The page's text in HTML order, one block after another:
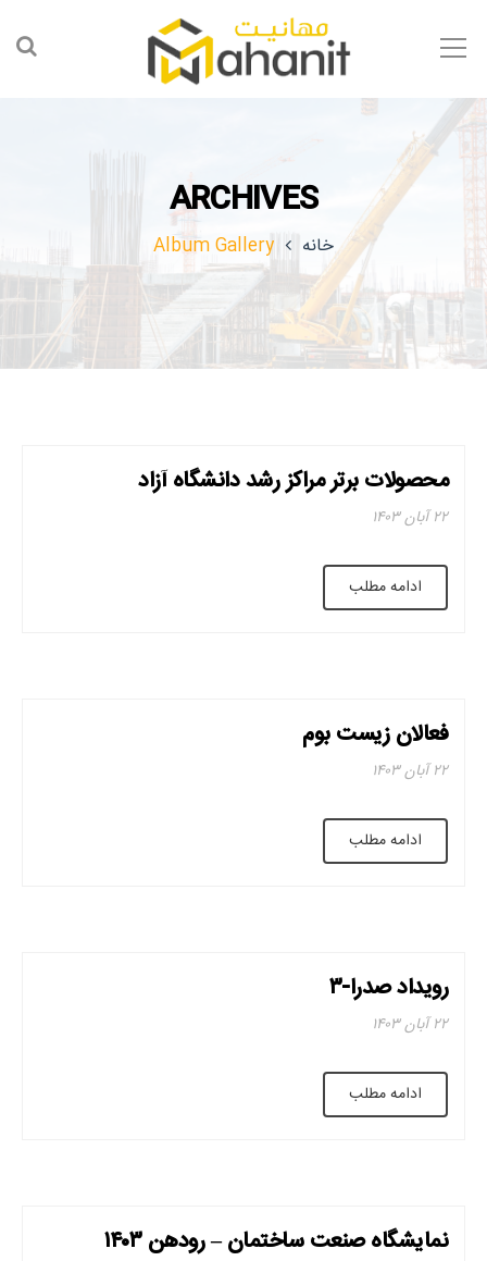
ARCHIVES
خانه Album Gallery
محصولات برتر مراکز رشد دانشگاه آزاد
۲۲ آبان ۱۴۰۳
ادامه مطلب
فعالان زیست بوم
۲۲ آبان ۱۴۰۳
ادامه مطلب
رویداد صدرا-۳
۲۲ آبان ۱۴۰۳
ادامه مطلب
نمایشگاه صنعت ساختمان – رودهن ۱۴۰۳